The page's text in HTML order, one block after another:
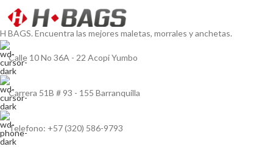
H BAGS. Encuentra las mejores maletas, morrales y anchetas.
Calle 10 No 36A - 22 Acopi Yumbo
Carrera 51B # 93 - 155 Barranquilla
Telefono: ‭+57 (320) 586-9793‬